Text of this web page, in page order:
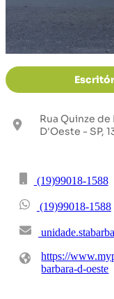
Rua Quinze
D'Oeste - SP,
(19)99018-1588
(19)99018-1588
https://
barbara-d-oeste